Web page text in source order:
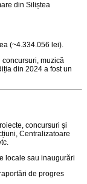
din Siliștea
(~4.334.056 lei).
muzică
din 2024 a fost un
concursuri și
Centralizatoare
locale sau inaugurări
de progres